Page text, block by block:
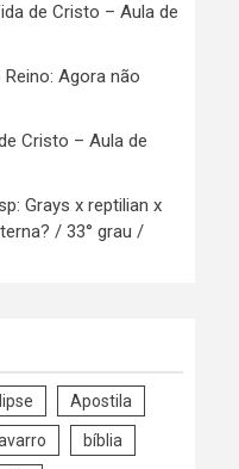
de Cristo – Aula de
Reino: Agora não
Cristo – Aula de
Grays x reptilian x
/ 33° grau /
Apostila
bíblia